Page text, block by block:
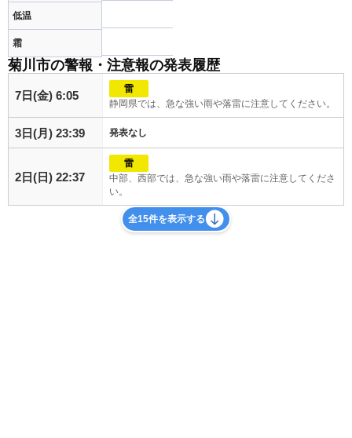
低温
霜
菊川市の警報・注意報の発表履歴
7日(金) 6:05
雷
静岡県では、急な強い雨や落雷に注意してください。
3日(月) 23:39 発表なし
2日(日) 22:37
雷
中部、西部では、急な強い雨や落雷に注意してくださ
い。
全15件を表示する